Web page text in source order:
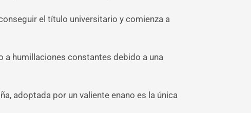
el título universitario y comienza a
humillaciones constantes debido a una
adoptada por un valiente enano es la única